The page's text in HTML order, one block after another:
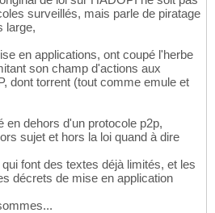
surveillés, mais parle de piratage
large,
en applications, ont coupé l'herbe
son champ d'actions aux
dont torrent (tout comme emule et
en dehors d'un protocole p2p,
sujet et hors la loi quand à dire
font des textes déjà limités, et les
décrets de mise en application